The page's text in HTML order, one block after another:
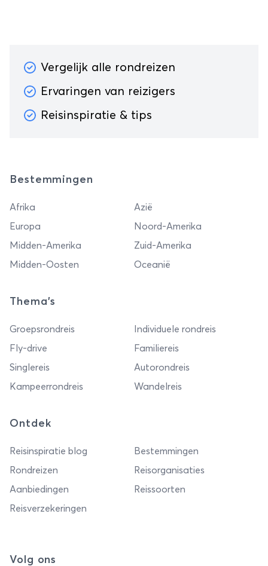
Vergelijk alle rondreizen
Ervaringen van reizigers
Reisinspiratie & tips
Bestemmingen
Afrika
Azië
Europa
Noord-Amerika
Midden-Amerika
Zuid-Amerika
Midden-Oosten
Oceanië
Thema's
Groepsrondreis
Individuele rondreis
Fly-drive
Familiereis
Singlereis
Autorondreis
Kampeerrondreis
Wandelreis
Ontdek
Reisinspiratie blog
Bestemmingen
Rondreizen
Reisorganisaties
Aanbiedingen
Reissoorten
Reisverzekeringen
Volg ons